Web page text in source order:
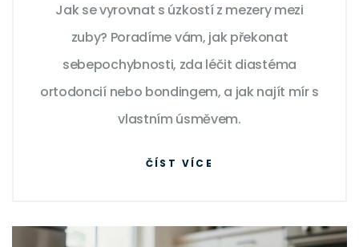
návod
Jak se vyrovnat s úzkostí z mezery mezi
zuby? Poradíme vám, jak překonat
sebepochybnosti, zda léčit diastéma
ortodoncií nebo bondingem, a jak najít mír s
vlastním úsměvem.
ČÍST VÍCE